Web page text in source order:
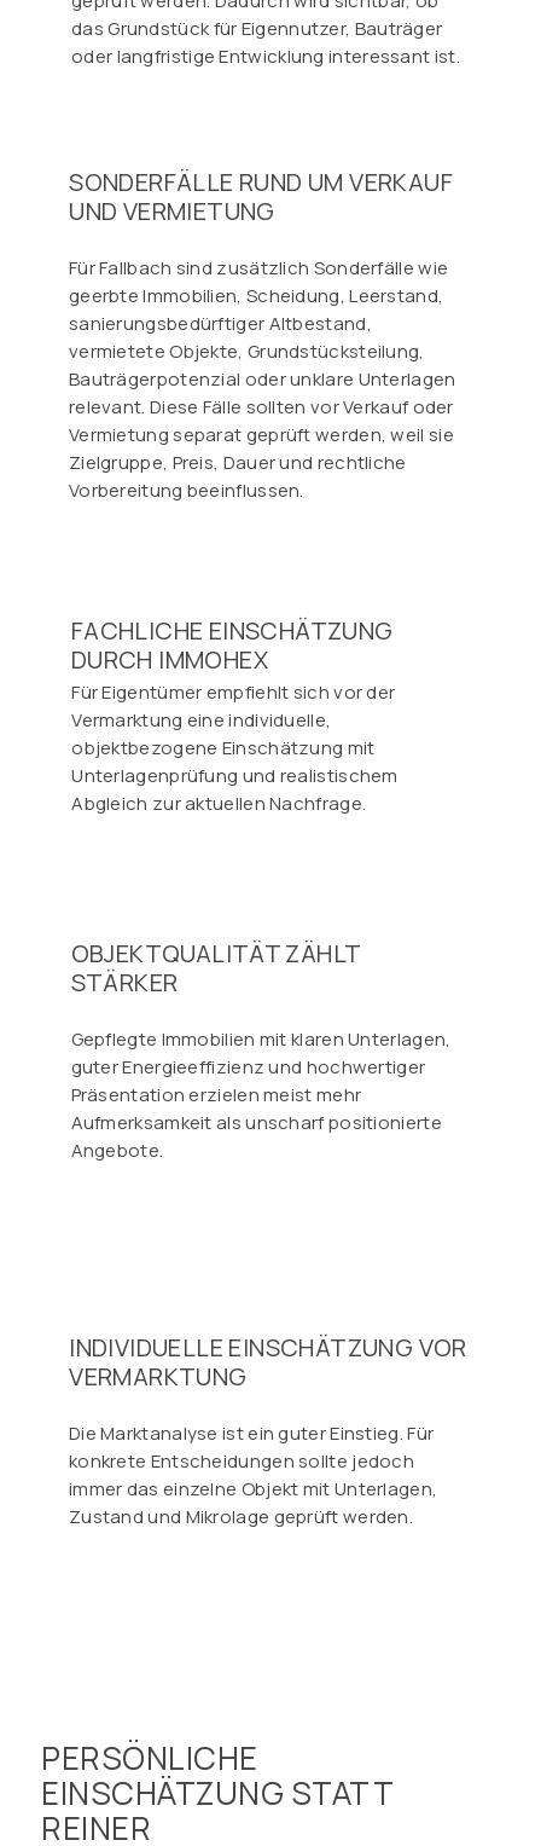
das Grundstück für Eigennutzer, Bauträger
oder langfristige Entwicklung interessant ist.
SONDERFÄLLE RUND UM VERKAUF
UND VERMIETUNG
Für Fallbach sind zusätzlich Sonderfälle wie
geerbte Immobilien, Scheidung, Leerstand,
sanierungsbedürftiger Altbestand,
vermietete Objekte, Grundstücksteilung,
Bauträgerpotenzial oder unklare Unterlagen
relevant. Diese Fälle sollten vor Verkauf oder
Vermietung separat geprüft werden, weil sie
Zielgruppe, Preis, Dauer und rechtliche
Vorbereitung beeinflussen.
OBJEKTQUALITÄT ZÄHLT
STÄRKER
Gepflegte Immobilien mit klaren Unterlagen,
guter Energieeffizienz und hochwertiger
Präsentation erzielen meist mehr
Aufmerksamkeit als unscharf positionierte
Angebote.
INDIVIDUELLE EINSCHÄTZUNG VOR
VERMARKTUNG
Die Marktanalyse ist ein guter Einstieg. Für
konkrete Entscheidungen sollte jedoch
immer das einzelne Objekt mit Unterlagen,
Zustand und Mikrolage geprüft werden.
FACHLICHE EINSCHÄTZUNG
DURCH IMMOHEX
Für Eigentümer empfiehlt sich vor der
Vermarktung eine individuelle,
objektbezogene Einschätzung mit
Unterlagenprüfung und realistischem
Abgleich zur aktuellen Nachfrage.
PERSÖNLICHE
EINSCHÄTZUNG STATT
REINER